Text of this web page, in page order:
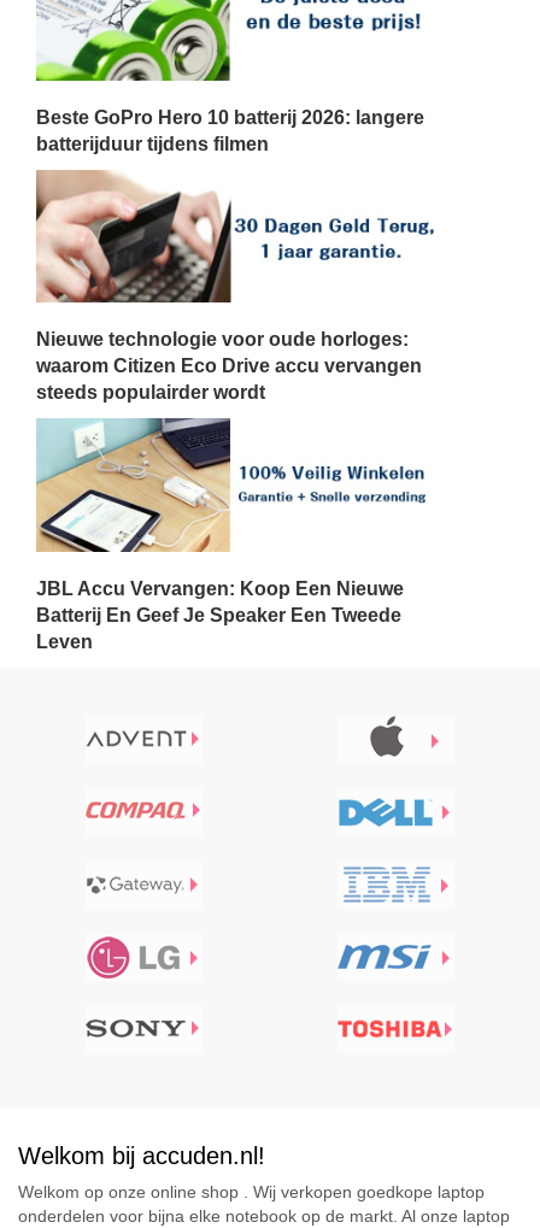
Beste GoPro Hero 10 batterij 2026: langere
batterijduur tijdens filmen
Nieuwe technologie voor oude horloges:
waarom Citizen Eco Drive accu vervangen
steeds populairder wordt
JBL Accu Vervangen: Koop Een Nieuwe
Batterij En Geef Je Speaker Een Tweede
Leven
Welkom bij accuden.nl!
Welkom op onze online shop . Wij verkopen goedkope laptop
onderdelen voor bijna elke notebook op de markt. Al onze laptop